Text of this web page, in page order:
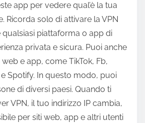
app per vedere qual’è la tua
Ricorda solo di attivare la VPN
qualsiasi piattaforma o app di
privata e sicura. Puoi anche
e app, come TikTok, Fb,
Spotify. In questo modo, puoi
di diversi paesi. Quando ti
VPN, il tuo indirizzo IP cambia,
per siti web, app e altri utenti